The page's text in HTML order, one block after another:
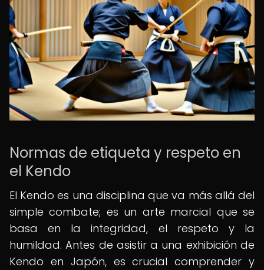
Normas de etiqueta y respeto en
el Kendo
El Kendo es una disciplina que va más allá del
simple combate; es un arte marcial que se
basa en la integridad, el respeto y la
humildad. Antes de asistir a una exhibición de
Kendo en Japón, es crucial comprender y